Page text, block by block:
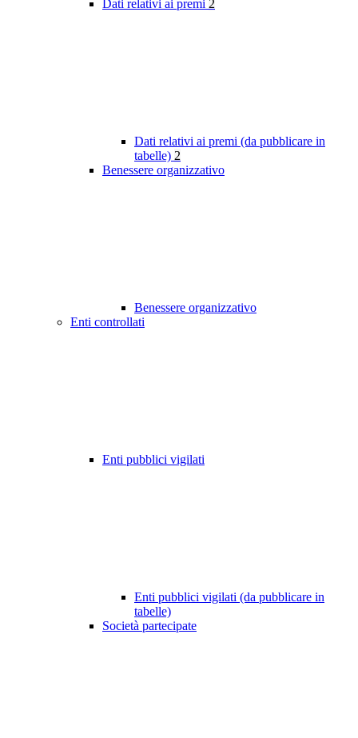
Dati relativi ai premi 2
Dati relativi ai premi (da pubblicare in
tabelle) 2
Benessere organizzativo
Benessere organizzativo
Enti controllati
Enti pubblici vigilati
Enti pubblici vigilati (da pubblicare in
tabelle)
Società partecipate